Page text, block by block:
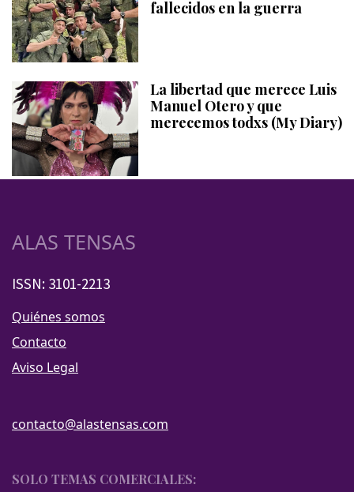
fallecidos en la guerra
La libertad que merece Luis
Manuel Otero y que
merecemos todxs (My Diary)
ALAS TENSAS
ISSN: 3101-2213
Quiénes somos
Contacto
Aviso Legal
contacto@alastensas.com
SOLO TEMAS COMERCIALES: